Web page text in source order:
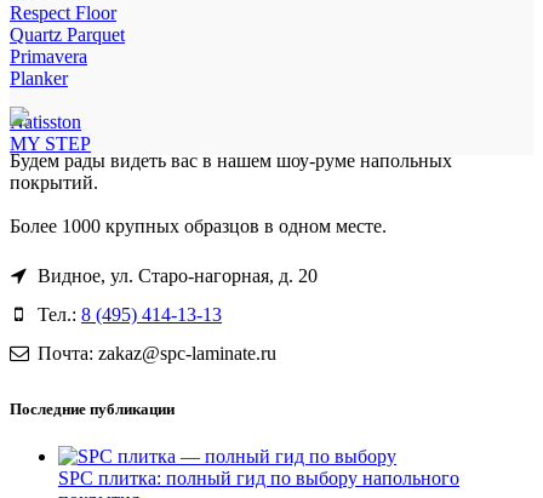
Respect Floor
Quartz Parquet
Primavera
Planker
Natisston
MY STEP
Будем рады видеть вас в нашем шоу-руме напольных
покрытий.
Более 1000 крупных образцов в одном месте.
Видное, ул. Старо-нагорная, д. 20
Тел.: 8 (495) 414-13-13
Почта: zakaz@spc-laminate.ru
Последние публикации
SPC плитка: полный гид по выбору напольного